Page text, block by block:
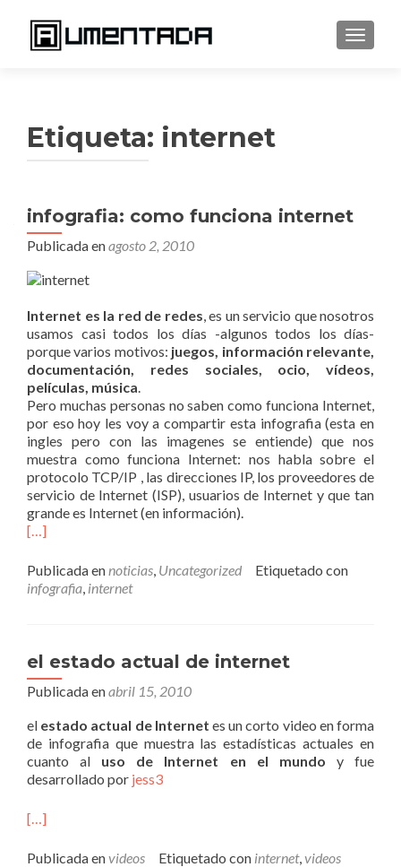
Etiqueta: internet
infografia: como funciona internet
Publicada enagosto 2, 2010
Internet es la red de redes, es un servicio que nosotros
usamos casi todos los días -algunos todos los días-
porque varios motivos: juegos, información relevante,
documentación, redes sociales, ocio, vídeos,
películas, música.
Pero muchas personas no saben como funciona Internet,
por eso hoy les voy a compartir esta infografia (esta en
ingles pero con las imagenes se entiende) que nos
muestra como funciona Internet: nos habla sobre el
protocolo TCP/IP , las direcciones IP, los proveedores de
servicio de Internet (ISP), usuarios de Internet y que tan
grande es Internet (en información).
[…]
Publicada ennoticias, Uncategorized
Etiquetado con
infografia, internet
el estado actual de internet
Publicada enabril 15, 2010
el estado actual de Internet es un corto video en forma
de infografia que muestra las estadísticas actuales en
cuanto al uso de Internet en el mundo y fue
desarrollado por jess3
[…]
Publicada envideos Etiquetado con internet,videos